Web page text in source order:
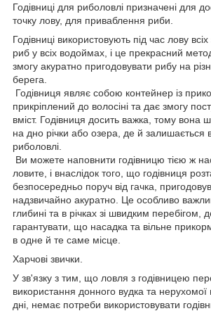
Годівниці для риболовлі призначені для
точку лову, для приваблення риби.
Годівниці використовують під час лову
риб у всіх водоймах, і це прекрасний
змогу акуратно пригодовувати рибу на
берега.
Годівниця являє собою контейнер із
прикріплений до волосіні та дає змогу
вміст. Годівниця досить важка, тому вона
на дно річки або озера, де й залишається
риболовлі.
Ви можете наповнити годівницю тією ж
ловите, і внаслідок того, що годівниця
безпосередньо поруч від гачка,
надзвичайно акуратно. Це особливо
глибині та в річках зі швидким перебігом,
гарантувати, що насадка та вільне
в одне й те саме місце.
Харчові звички.
У зв'язку з тим, що ловля з годівницею
використання донного вудка та
дні, немає потреби використовувати